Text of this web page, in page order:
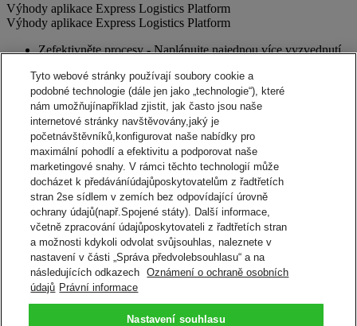
Výhody aplikace Express Logistics Platform
Výhody aplikace Express Logistics Platform
Zefektivněte procesy - Naplánujte najednou více vyzvednutí
nastaveným externím dodavatelům a servisním partnerům.
Přesnost - naše elektronické ověřování pomáhá zajistit
přesnost adres
Oznámení - Možnost zaslání notifikačního e-mailu o zásilce s
instrukcemi a dokumenty pro vaše zákazníky a dodavatele.
Přehled - Kontrola aktuálního stavu každé zásilky o jejím
pohybu v přepravní síti.
Reporting - jednoduché online reporty volně ke stažení pro
potřeby vaší obchodní analýzy.
Možnosti integrace - Zvyšte efektivitu používáním svého
interního systému.
Kontaktujte obchodní oddělení
Řešení pro správu zásilek
DHL Express nabízí flexibilní služby - od online a softwarových
možností až po výkonná integrovaná a na míru šitá obchodní řešení.
Více informací o specifických řešeních
Tyto webové stránky používají soubory cookie a
podobné technologie (dále jen jako „technologie“), které
nám umožňujínapříklad zjistit, jak často jsou naše
internetové stránky navštěvovány,jaký je
početnávštěvníků,konfigurovat naše nabídky pro
maximální pohodlí a efektivitu a podporovat naše
marketingové snahy. V rámci těchto technologií může
docházet k předáváníúdajůposkytovatelům z řadtřetích
stran 2se sídlem v zemích bez odpovídající úrovně
ochrany údajů(např.Spojené státy). Další informace,
včetně zpracování údajůposkytovateli z řadtřetích stran
a možnosti kdykoli odvolat svůjsouhlas, naleznete v
nastavení v části „Správa předvolebsouhlasu“ a na
následujících odkazech
Oznámení o ochraně osobních
údajů Právní informace
Nastavení souhlasu